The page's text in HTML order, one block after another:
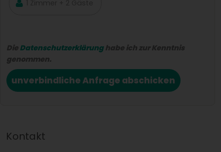
Die Datenschutzerklärunghabe ich zur Kenntnis
genommen.
unverbindliche Anfrage abschicken
Kontakt